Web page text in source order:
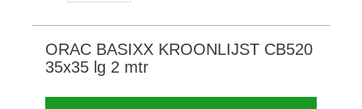
ORAC BASIXX KROONLIJST CB520
35x35 lg 2 mtr